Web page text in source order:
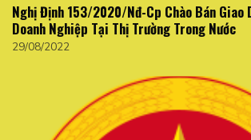
Nghị Định 153/2020/Nđ-Cp Chào Bán Giao
Doanh Nghiệp Tại Thị Trường Trong Nước
29/08/2022